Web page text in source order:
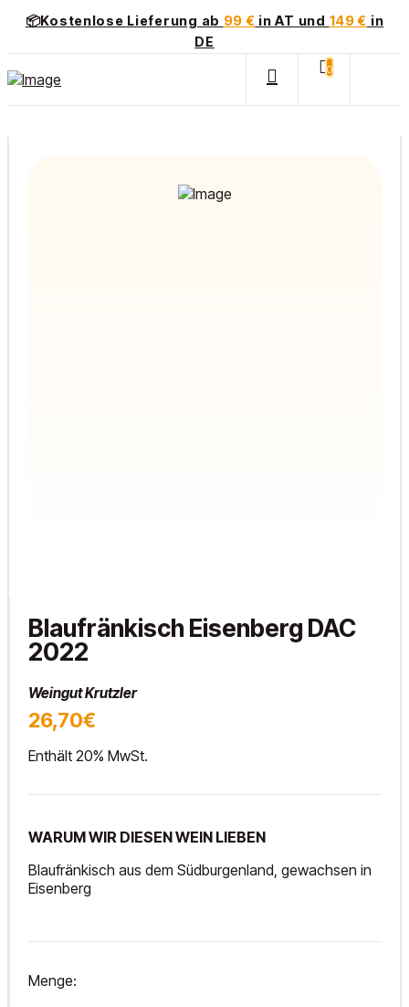
📦Kostenlose Lieferung ab 99 € in AT und 149 € in
DE
0
Blaufränkisch Eisenberg DAC
2022
Weingut Krutzler
26,70€
Enthält 20% MwSt.
WARUM WIR DIESEN WEIN LIEBEN
Blaufränkisch aus dem Südburgenland, gewachsen in
Eisenberg
Menge: